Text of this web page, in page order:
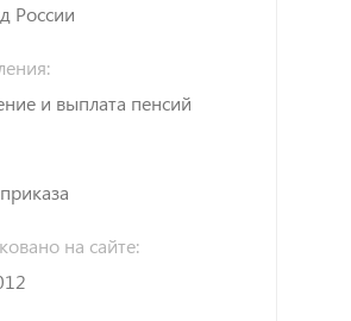
России
и выплата пенсий
на сайте: